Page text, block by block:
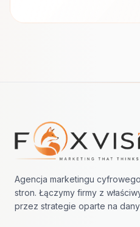
Nawigacja w stopce
Agencja marketingu
stron. Łączymy firmy z
przez strategie oparte na